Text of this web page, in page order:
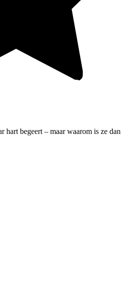
hart begeert – maar waarom is ze dan